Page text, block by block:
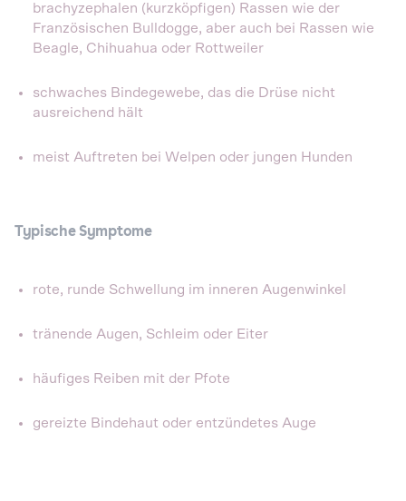
brachyzephalen (kurzköpfigen) Rassen wie der
Französischen Bulldogge, aber auch bei Rassen wie
Beagle, Chihuahua oder Rottweiler
schwaches Bindegewebe, das die Drüse nicht
ausreichend hält
meist Auftreten bei Welpen oder jungen Hunden
Typische Symptome
rote, runde Schwellung im inneren Augenwinkel
tränende Augen, Schleim oder Eiter
häufiges Reiben mit der Pfote
gereizte Bindehaut oder entzündetes Auge